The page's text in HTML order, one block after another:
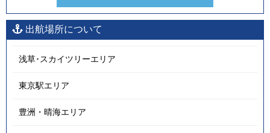
出航場所について
浅草･スカイツリーエリア
東京駅エリア
豊洲・晴海エリア